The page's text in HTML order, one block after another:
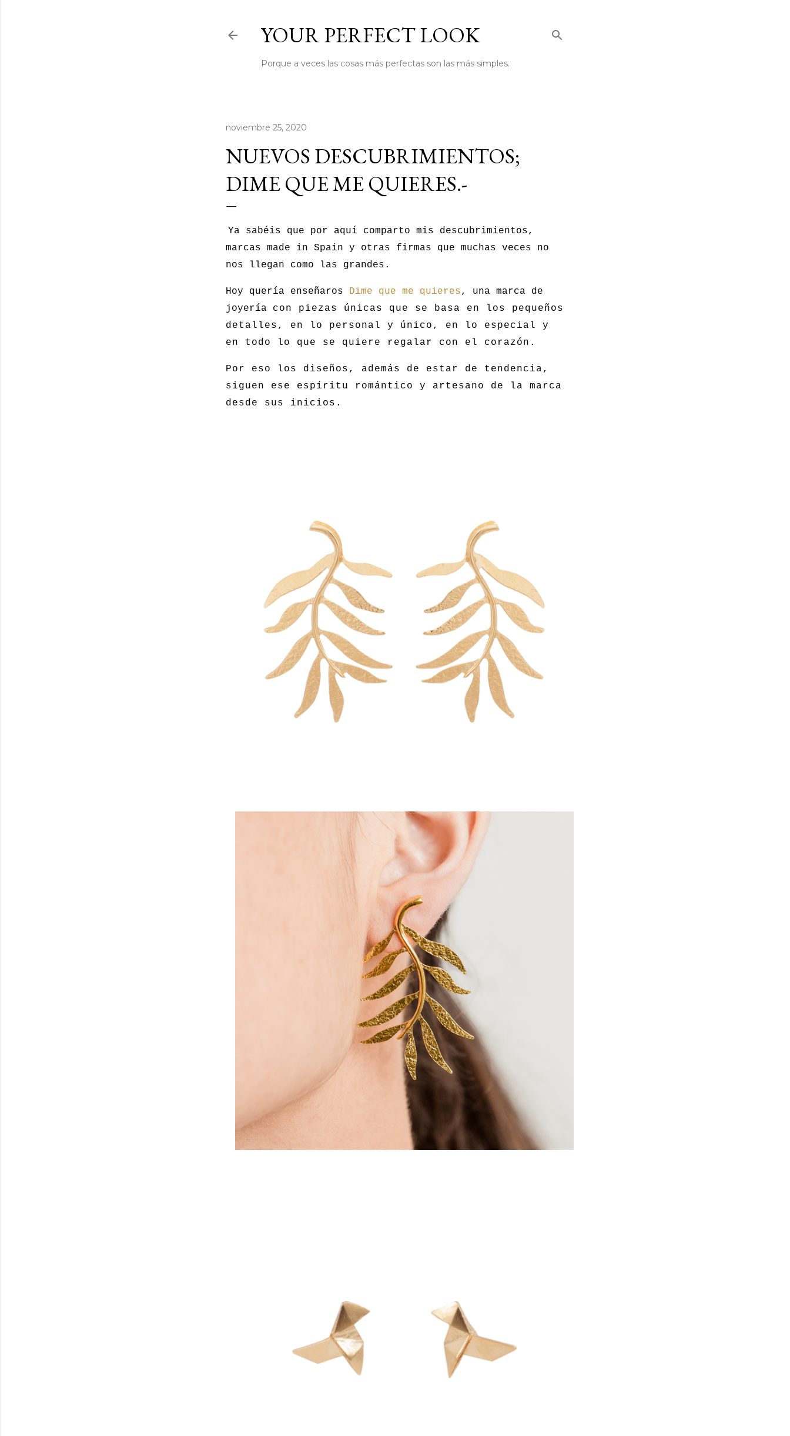
YOUR PERFECT LOOK
Porque a veces las cosas más perfectas son las más simples.
noviembre 25, 2020
NUEVOS DESCUBRIMIENTOS;
DIME QUE ME QUIERES.-
Ya sabéis que por aquí comparto mis descubrimientos,
marcas made in Spain y otras firmas que muchas veces no
nos llegan como las grandes.
Hoy quería enseñaros Dime que me quieres, una marca de
joyería con piezas únicas que se basa en los pequeños
detalles, en lo personal y único, en lo especial y
en todo lo que se quiere regalar con el corazón.
Por eso los diseños, además de estar de tendencia,
siguen ese espíritu romántico y artesano de la marca
desde sus inicios.